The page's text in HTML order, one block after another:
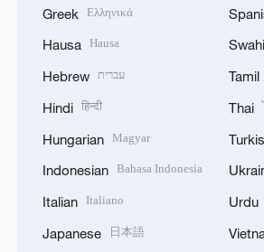
Greek Ελληνικά
Hausa Hausa
Hebrew עברית
Hindi हिन्दी
Hungarian Magyar
Indonesian Bahasa Indonesia
Italian Italiano
Japanese 日本語
Tamil
Thai
Urdu